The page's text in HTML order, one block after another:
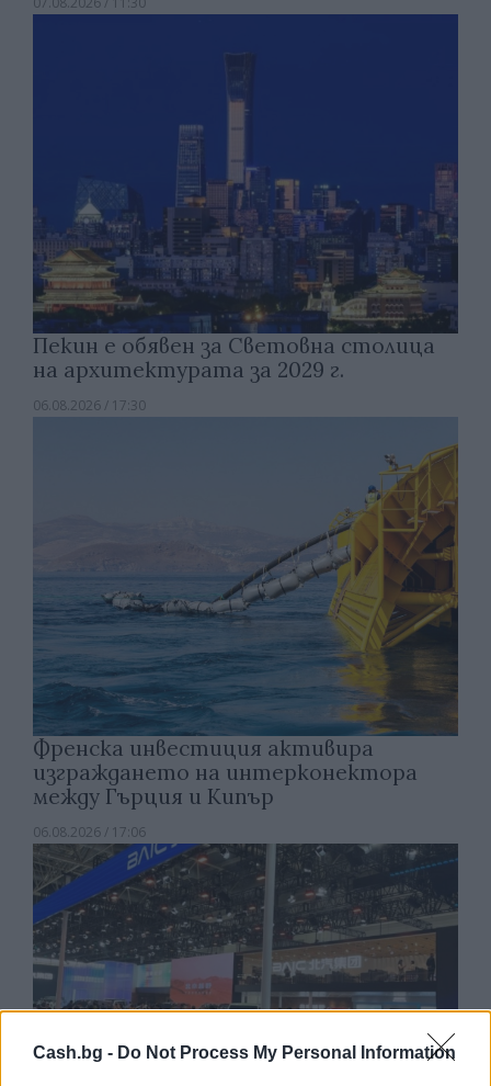
Cash.bg - Do Not Process My Personal Information
Пекин е обявен за Световна столица
на архитектурата за 2029 г.
06.08.2026 / 17:30
Френска инвестиция активира
изграждането на интерконектора
между Гърция и Кипър
06.08.2026 / 17:06